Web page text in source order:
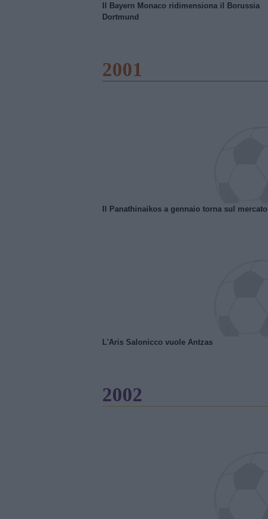
Il Bayern Monaco ridimensiona il Borussia
Dortmund
2001
Il Panathinaikos a gennaio torna sul mercato
L'Aris Salonicco vuole Antzas
2002